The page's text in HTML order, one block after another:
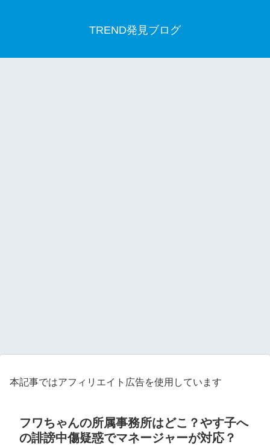
TREND発見ブログ
本記事ではアフィリエイト広告を使用しています
フワちゃんの所属事務所はどこ？やす子へ
の誹謗中傷疑惑でマネージャーが対応？